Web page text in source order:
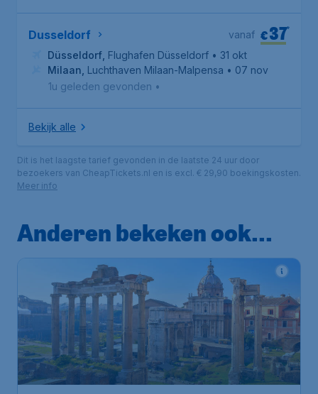
Dusseldorf €37*
vanaf
Düsseldorf Flughafen Düsseldorf • 31 okt
Milaan Luchthaven Milaan-Malpensa • 07 nov
1u geleden gevonden •
Bekijk alle
Dit is het laagste tarief gevonden in de laatste 24 uur door
bezoekers van CheapTickets.nl en is excl. € 29,90 boekingskosten.
Meer info
Anderen bekeken ook...